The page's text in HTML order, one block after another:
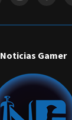
Noticias Gamer